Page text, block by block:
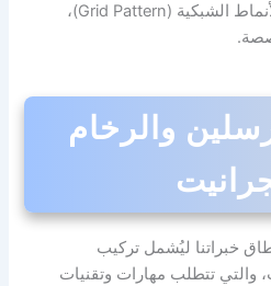
(Herringbone)، الأنماط الشبكية (Grid Pattern)،
والرخام
خبراتنا ليُشمل تركيب
والتي تتطلب مهارات وتقنيات